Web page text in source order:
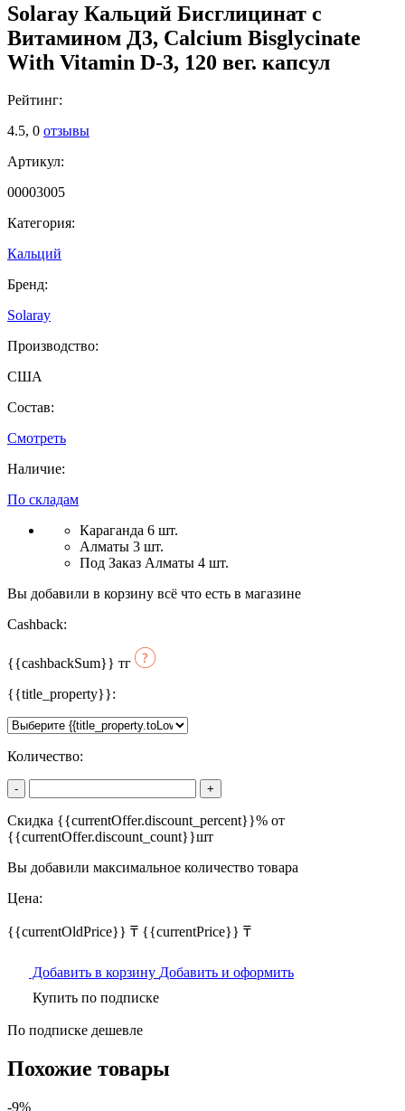
Solaray Кальций Бисглицинат с
Витамином Д3, Calcium Bisglycinate
With Vitamin D-3, 120 вег. капсул
Рейтинг:
4.5, 0 отзывы
Артикул:
00003005
Категория:
Кальций
Бренд:
Solaray
Производство:
США
Состав:
Смотреть
Наличие:
По складам
Караганда 6 шт.
Алматы 3 шт.
Под Заказ Алматы 4 шт.
Вы добавили в корзину всё что есть в магазине
Cashback:
{{cashbackSum}} тг
{{title_property}}:
Количество:
- +
Скидка {{currentOffer.discount_percent}}% от
{{currentOffer.discount_count}}шт
Вы добавили максимальное количество товара
Цена:
{{currentOldPrice}} ₸ {{currentPrice}} ₸
Добавить в корзину Добавить и оформить
Купить по подписке
По подписке дешевле
Похожие товары
-9%